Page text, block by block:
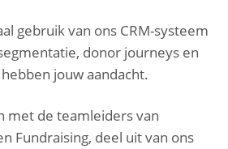
gebruik van ons CRM-systeem
donor journeys en
jouw aandacht.
met de teamleiders van
Fundraising, deel uit van ons